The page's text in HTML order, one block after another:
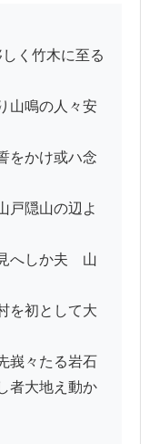
山鳴の人々安
をかけ或ハ念
戸隠山の辺よ
へしか夫ゟ山
を初として大
峩々たる岩石
者大地え動か